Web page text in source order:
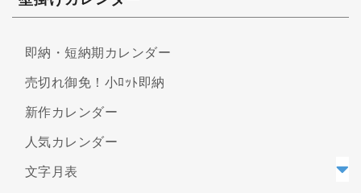
即納・短納期カレンダー
売切れ御免！小ﾛｯﾄ即納
新作カレンダー
人気カレンダー
文字月表